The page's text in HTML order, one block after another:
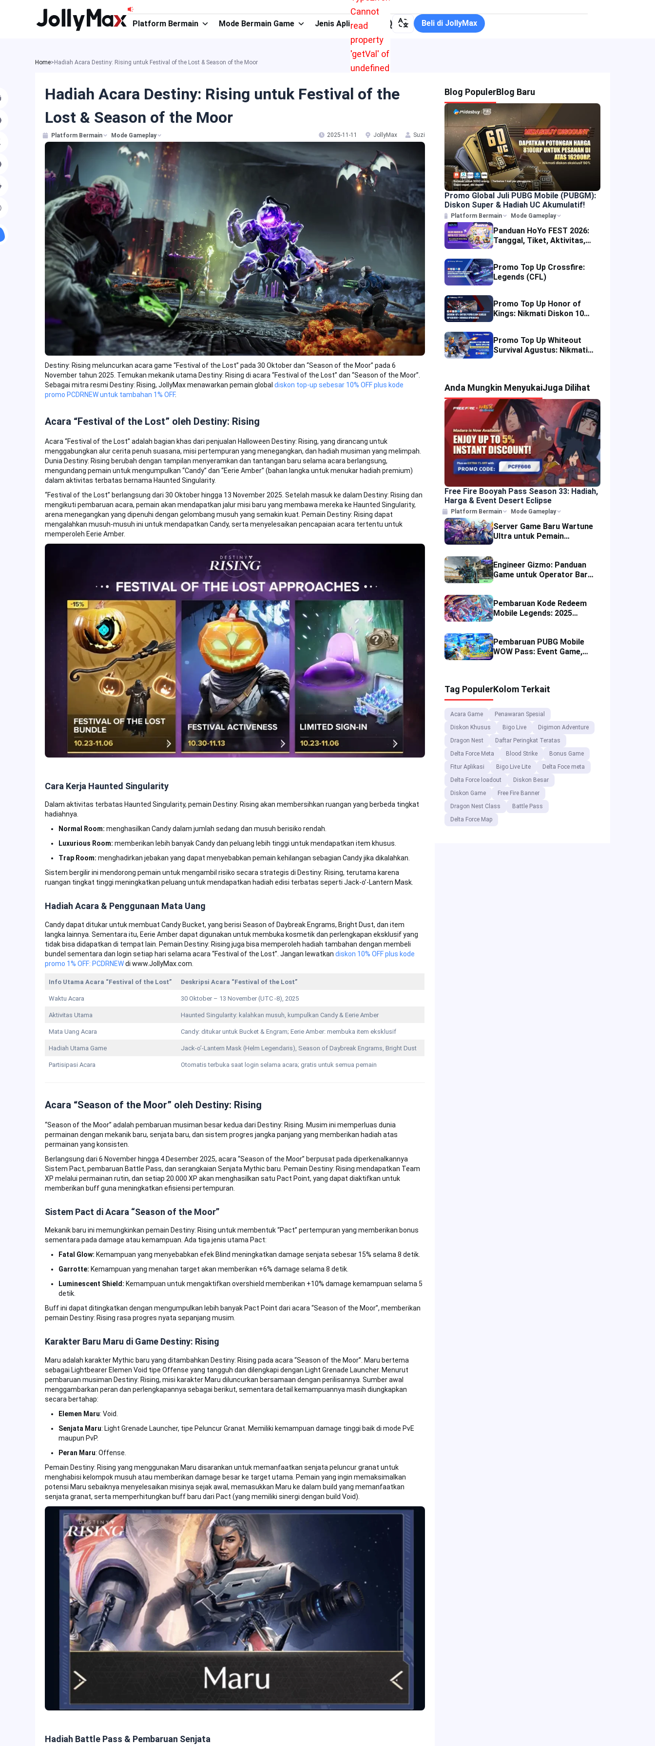
Cannot
read
property
'getVal' of
undefined
Platform Bermain Mode Bermain Game Jenis Aplikasi Beli di JollyMax
Home> Hadiah Acara Destiny: Rising untuk Festival of the Lost & Season of the Moor
Hadiah Acara Destiny: Rising untuk Festival of the
Lost & Season of the Moor
Platform Bermain Mode Gameplay 2025-11-11 JollyMax Suzi
Destiny: Rising meluncurkan acara game “Festival of the Lost” pada 30 Oktober dan “Season of the Moor” pada 6
November tahun 2025. Temukan mekanik utama Destiny: Rising di acara “Festival of the Lost” dan “Season of the Moor”.
Sebagai mitra resmi Destiny: Rising, JollyMax menawarkan pemain global diskon top-up sebesar 10% OFF plus kode
promo PCDRNEW untuk tambahan 1% OFF.
Acara “Festival of the Lost” oleh Destiny: Rising
Acara “Festival of the Lost” adalah bagian khas dari penjualan Halloween Destiny: Rising, yang dirancang untuk
menggabungkan alur cerita penuh suasana, misi pertempuran yang menegangkan, dan hadiah musiman yang melimpah.
Dunia Destiny: Rising berubah dengan tampilan menyeramkan dan tantangan baru selama acara berlangsung,
mengundang pemain untuk mengumpulkan “Candy” dan “Eerie Amber” (bahan langka untuk menukar hadiah premium)
dalam aktivitas terbatas bernama Haunted Singularity.
“Festival of the Lost” berlangsung dari 30 Oktober hingga 13 November 2025. Setelah masuk ke dalam Destiny: Rising dan
mengikuti pembaruan acara, pemain akan mendapatkan jalur misi baru yang membawa mereka ke Haunted Singularity,
arena menegangkan yang dipenuhi dengan gelombang musuh yang semakin kuat. Pemain Destiny: Rising dapat
mengalahkan musuh-musuh ini untuk mendapatkan Candy, serta menyelesaikan pencapaian acara tertentu untuk
memperoleh Eerie Amber.
Cara Kerja Haunted Singularity
Dalam aktivitas terbatas Haunted Singularity, pemain Destiny: Rising akan membersihkan ruangan yang berbeda tingkat
hadiahnya.
Normal Room: menghasilkan Candy dalam jumlah sedang dan musuh berisiko rendah.
Luxurious Room: memberikan lebih banyak Candy dan peluang lebih tinggi untuk mendapatkan item khusus.
Trap Room: menghadirkan jebakan yang dapat menyebabkan pemain kehilangan sebagian Candy jika dikalahkan.
Sistem bergilir ini mendorong pemain untuk mengambil risiko secara strategis di Destiny: Rising, terutama karena
ruangan tingkat tinggi meningkatkan peluang untuk mendapatkan hadiah edisi terbatas seperti Jack-o’-Lantern Mask.
Hadiah Acara & Penggunaan Mata Uang
Candy dapat ditukar untuk membuat Candy Bucket, yang berisi Season of Daybreak Engrams, Bright Dust, dan item
langka lainnya. Sementara itu, Eerie Amber dapat digunakan untuk membuka kosmetik dan perlengkapan eksklusif yang
tidak bisa didapatkan di tempat lain. Pemain Destiny: Rising juga bisa memperoleh hadiah tambahan dengan membeli
bundel sementara dan login setiap hari selama acara “Festival of the Lost”. Jangan lewatkan diskon 10% OFF plus kode
promo 1% OFF: PCDRNEWdi www.JollyMax.com.
Info Utama Acara “Festival of the Lost” Deskripsi Acara “Festival of the Lost”
Waktu Acara 30 Oktober – 13 November (UTC -8), 2025
Aktivitas Utama Haunted Singularity: kalahkan musuh, kumpulkan Candy & Eerie Amber
Mata Uang Acara Candy: ditukar untuk Bucket & Engram; Eerie Amber: membuka item eksklusif
Hadiah Utama Game Jack-o’-Lantern Mask (Helm Legendaris), Season of Daybreak Engrams, Bright Dust
Partisipasi Acara Otomatis terbuka saat login selama acara; gratis untuk semua pemain
Acara “Season of the Moor” oleh Destiny: Rising
“Season of the Moor” adalah pembaruan musiman besar kedua dari Destiny: Rising. Musim ini memperluas dunia
permainan dengan mekanik baru, senjata baru, dan sistem progres jangka panjang yang memberikan hadiah atas
permainan yang konsisten.
Berlangsung dari 6 November hingga 4 Desember 2025, acara “Season of the Moor” berpusat pada diperkenalkannya
Sistem Pact, pembaruan Battle Pass, dan serangkaian Senjata Mythic baru. Pemain Destiny: Rising mendapatkan Team
XP melalui permainan rutin, dan setiap 20.000 XP akan menghasilkan satu Pact Point, yang dapat diaktifkan untuk
memberikan buff guna meningkatkan efisiensi pertempuran.
Sistem Pact di Acara “Season of the Moor”
Mekanik baru ini memungkinkan pemain Destiny: Rising untuk membentuk “Pact” pertempuran yang memberikan bonus
sementara pada damage atau kemampuan. Ada tiga jenis utama Pact:
Fatal Glow: Kemampuan yang menyebabkan efek Blind meningkatkan damage senjata sebesar 15% selama 8 detik.
Garrotte: Kemampuan yang menahan target akan memberikan +6% damage selama 8 detik.
Luminescent Shield: Kemampuan untuk mengaktifkan overshield memberikan +10% damage kemampuan selama 5
detik.
Buff ini dapat ditingkatkan dengan mengumpulkan lebih banyak Pact Point dari acara “Season of the Moor”, memberikan
pemain Destiny: Rising rasa progres nyata sepanjang musim.
Karakter Baru Maru di Game Destiny: Rising
Maru adalah karakter Mythic baru yang ditambahkan Destiny: Rising pada acara “Season of the Moor”. Maru bertema
sebagai Lightbearer Elemen Void tipe Offense yang tangguh dan dilengkapi dengan Light Grenade Launcher. Menurut
pembaruan musiman Destiny: Rising, misi karakter Maru diluncurkan bersamaan dengan perilisannya. Sumber awal
menggambarkan peran dan perlengkapannya sebagai berikut, sementara detail kemampuannya masih diungkapkan
secara bertahap:
Elemen Maru: Void.
Senjata Maru: Light Grenade Launcher, tipe Peluncur Granat. Memiliki kemampuan damage tinggi baik di mode PvE
maupun PvP.
Peran Maru: Offense.
Pemain Destiny: Rising yang menggunakan Maru disarankan untuk memanfaatkan senjata peluncur granat untuk
menghabisi kelompok musuh atau memberikan damage besar ke target utama. Pemain yang ingin memaksimalkan
potensi Maru sebaiknya menyelesaikan misinya sejak awal, memasukkan Maru ke dalam build yang memanfaatkan
senjata granat, serta memperhitungkan buff baru dari Pact (yang memiliki sinergi dengan build Void).
Hadiah Battle Pass & Pembaruan Senjata
Blog PopulerBlog Baru
Promo Global Juli PUBG Mobile (PUBGM):
Diskon Super & Hadiah UC Akumulatif!
Platform Bermain Mode Gameplay
Panduan HoYo FEST 2026:
Tanggal, Tiket, Aktivitas,
Promo Top Up Crossfire:
Legends (CFL)
Promo Top Up Honor of
Kings: Nikmati Diskon 10%
Promo Top Up Whiteout
Survival Agustus: Nikmati
Anda Mungkin MenyukaiJuga Dilihat
Free Fire Booyah Pass Season 33: Hadiah,
Harga & Event Desert Eclipse
Platform Bermain Mode Gameplay
Server Game Baru Wartune
Ultra untuk Pemain
Engineer Gizmo: Panduan
Game untuk Operator Baru
Pembaruan Kode Redeem
Mobile Legends: 2025
Pembaruan PUBG Mobile
WOW Pass: Event Game,
Tag PopulerKolom Terkait
Acara Game
Penawaran Spesial
Diskon Khusus
Bigo Live
Digimon Adventure
Dragon Nest
Daftar Peringkat Teratas
Delta Force Meta
Blood Strike
Bonus Game
Fitur Aplikasi
Bigo Live Lite
Delta Foce meta
Delta Force loadout
Diskon Besar
Diskon Game
Free Fire Banner
Dragon Nest Class
Battle Pass
Delta Force Map